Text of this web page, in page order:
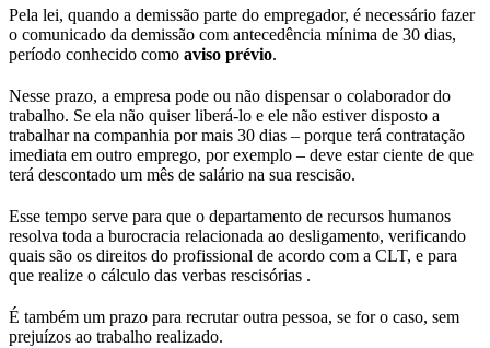
Pela lei, quando a demissão parte do empregador, é necessário fazer
o comunicado da demissão com antecedência mínima de 30 dias,
período conhecido como aviso prévio.
Nesse prazo, a empresa pode ou não dispensar o colaborador do
trabalho. Se ela não quiser liberá-lo e ele não estiver disposto a
trabalhar na companhia por mais 30 dias – porque terá contratação
imediata em outro emprego, por exemplo – deve estar ciente de que
terá descontado um mês de salário na sua rescisão.
Esse tempo serve para que o departamento de recursos humanos
resolva toda a burocracia relacionada ao desligamento, verificando
quais são os direitos do profissional de acordo com a CLT, e para
que realize o cálculo das verbas rescisórias .
É também um prazo para recrutar outra pessoa, se for o caso, sem
prejuízos ao trabalho realizado.